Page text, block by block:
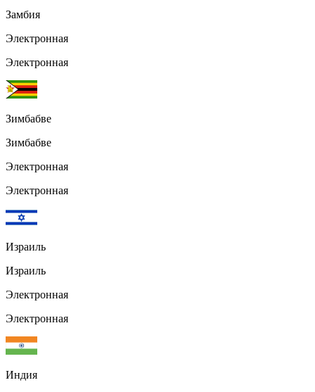
Замбия
Электронная
Электронная
Зимбабве
Зимбабве
Электронная
Электронная
Израиль
Израиль
Электронная
Электронная
Индия